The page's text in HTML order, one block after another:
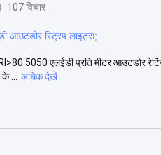
107 विचार
आउटडोर स्ट्रिप लाइट्स;
5050 एलईडी प्रति मीटर आउटडोर
...
अधिक देखें